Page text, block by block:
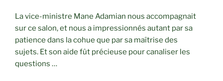
La vice-ministre Mane Adamian nous accompagnait
sur ce salon, et nous a impressionnés autant par sa
patience dans la cohue que par sa maîtrise des
sujets. Et son aide fût précieuse pour canaliser les
questions …